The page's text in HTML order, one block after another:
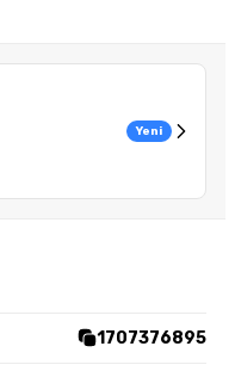
Yeni
1707376895